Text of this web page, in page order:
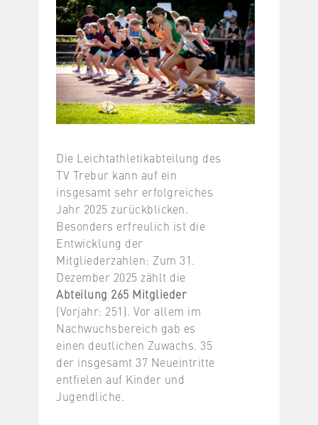
Die Leichtathletikabteilung des
TV Trebur kann auf ein
insgesamt sehr erfolgreiches
Jahr 2025 zurückblicken.
Besonders erfreulich ist die
Entwicklung der
Mitgliederzahlen: Zum 31.
Dezember 2025 zählt die
Abteilung 265 Mitglieder
(Vorjahr: 251). Vor allem im
Nachwuchsbereich gab es
einen deutlichen Zuwachs. 35
der insgesamt 37 Neueintritte
entfielen auf Kinder und
Jugendliche.